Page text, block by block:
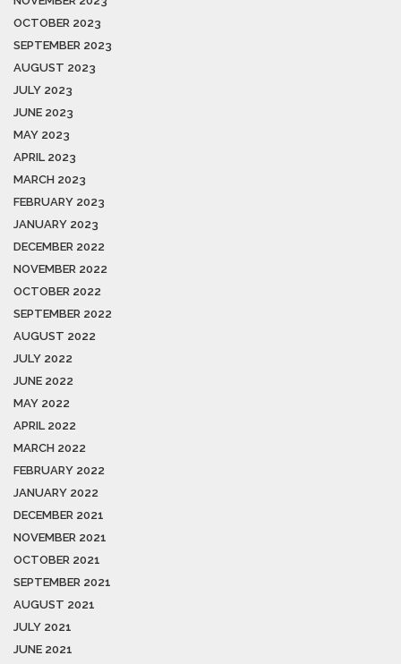
OCTOBER 2023
SEPTEMBER 2023
AUGUST 2023
JULY 2023
JUNE 2023
MAY 2023
APRIL 2023
MARCH 2023
FEBRUARY 2023
JANUARY 2023
DECEMBER 2022
NOVEMBER 2022
OCTOBER 2022
SEPTEMBER 2022
AUGUST 2022
JULY 2022
JUNE 2022
MAY 2022
APRIL 2022
MARCH 2022
FEBRUARY 2022
JANUARY 2022
DECEMBER 2021
NOVEMBER 2021
OCTOBER 2021
SEPTEMBER 2021
AUGUST 2021
JULY 2021
JUNE 2021